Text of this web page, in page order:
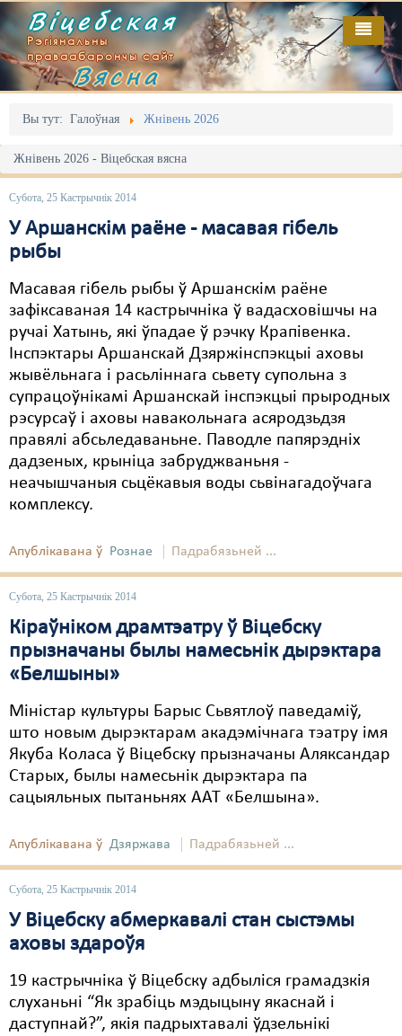
Віцебская
Рэгіянальны
праваабарончы сайт
Вясна
Вы тут: Галоўная Жнівень 2026
Жнівень 2026 - Віцебская вясна
Субота, 25 Кастрычнік 2014
У Аршанскім раёне - масавая гібель
рыбы
Масавая гібель рыбы ў Аршанскім раёне
зафіксаваная 14 кастрычніка ў вадасховішчы на
ручаі Хатынь, які ўпадае ў рэчку Крапівенка.
Інспэктары Аршанскай Дзяржінспэкцыі аховы
жывёльнага і расьліннага сьвету супольна з
супрацоўнікамі Аршанскай інспэкцыі прыродных
рэсурсаў і аховы навакольнага асяродзьдзя
правялі абсьледаваньне. Паводле папярэдніх
дадзеных, крыніца забруджваньня -
неачышчаныя сьцёкавыя воды сьвінагадоўчага
комплексу.
Апублікавана ў Рознае Падрабязьней ...
Субота, 25 Кастрычнік 2014
Кіраўніком драмтэатру ў Віцебску
прызначаны былы намесьнік дырэктара
«Белшыны»
Міністар культуры Барыс Сьвятлоў паведаміў,
што новым дырэктарам акадэмічнага тэатру імя
Якуба Коласа ў Віцебску прызначаны Аляксандар
Старых, былы намесьнік дырэктара па
сацыяльных пытаньнях ААТ «Белшына».
Апублікавана ў Дзяржава Падрабязьней ...
Субота, 25 Кастрычнік 2014
У Віцебску абмеркавалі стан сыстэмы
аховы здароўя
19 кастрычніка ў Віцебску адбыліся грамадзкія
слуханьні “Як зрабіць мэдыцыну якаcнай і
даступнай?”, якія падрыхтавалі ўдзельнікі
Галоўная
Адміністрацыйны перасьлед
Акцыі
Выбары
Грамадзянскія ініцыятывы
Дзяржава
Дыскрымінацыя
Затрыманьні
Карная псыхіятрыя
КПЧ ААН
ЛПП
Мігранты
Палітвязьні
Праваабаронцы
Пэнітэнцыярная сыстэма
Распальваньне варожасьці
Рознае
Свабода слова
Свабода сумленьня
Сьмяротнае пакараньне
Экалёгія
Правы працоўных
Выданьні
Відэа
Пра нас
RSS